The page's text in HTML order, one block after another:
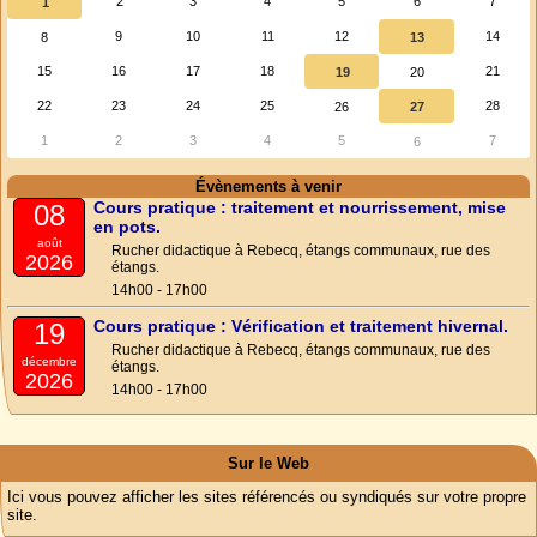
8 9 10 11 12 13 14
15 16 17 18 19 20 21
22 23 24 25 26 27 28
1 2 3 4 5 6 7
Évènements à venir
08
août
2026
Cours pratique : traitement et nourrissement, mise
en pots.
Rucher didactique à Rebecq, étangs communaux, rue des
étangs.
14h00 - 17h00
19
décembre
2026
Cours pratique : Vérification et traitement hivernal.
Rucher didactique à Rebecq, étangs communaux, rue des
étangs.
14h00 - 17h00
Sur le Web
Ici vous pouvez afficher les sites référencés ou syndiqués sur votre propre
site.